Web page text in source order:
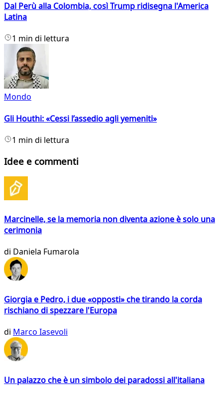
Dal Perù alla Colombia, così Trump ridisegna l'America
Latina
1 min di lettura
Mondo
Gli Houthi: «Cessi l’assedio agli yemeniti»
1 min di lettura
Idee e commenti
Marcinelle, se la memoria non diventa azione è solo una
cerimonia
di Daniela Fumarola
Giorgia e Pedro, i due «opposti» che tirando la corda
rischiano di spezzare l'Europa
di Marco Iasevoli
Un palazzo che è un simbolo dei paradossi all'italiana